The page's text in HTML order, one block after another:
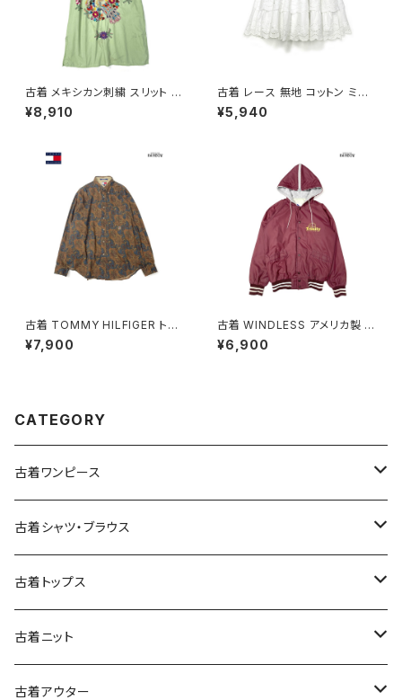
古着 メキシカン刺繍 スリット 花
柄 コットン ロング丈 半袖 ワン
ピース ライトグリーン (oa260
¥8,910
古着 レース 無地 コットン ミニ
丈 ティアード スカート 白 (ba2
607001)
¥5,940
古着 TOMMY HILFIGER トミ
ーヒルフィガー 前開き 総柄 ペ
イズリー柄 コットン100％ 長袖
¥7,900
古着 WINDLESS アメリカ製 前
開き 無地 ワンポイント ナイロ
ン100％ 長袖 アウター ライトジ
¥6,900
CATEGORY
古着ワンピース
古着長袖ワンピース
古着半袖ワンピース
古着ノースリーブワンピース
古着キャミソールワンピース
古着シャツ・ブラウス
古着長袖シャツ・ブラウス
古着半袖シャツ・ブラウス
古着ノースリーブシャツ・ブラウス
古着トップス
古着スウェット&パーカー
古着スウェット
古着プルオーバー
古着ニット
古着セーター
古着アウター